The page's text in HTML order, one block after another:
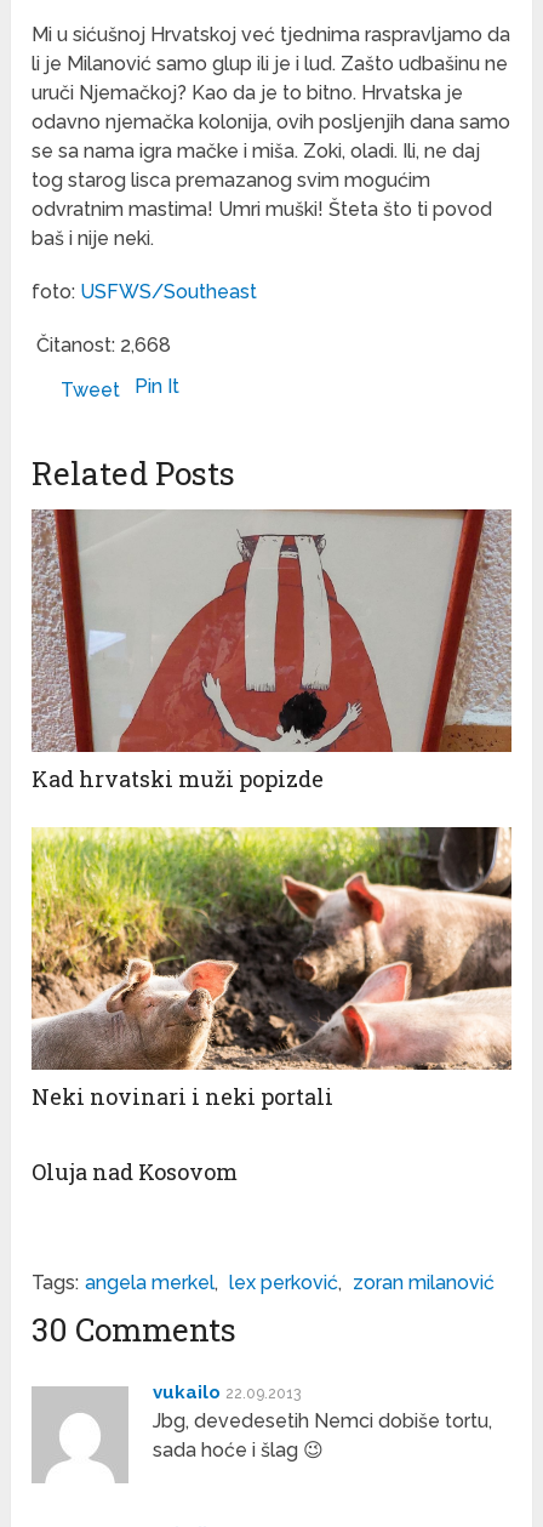
Mi u sićušnoj Hrvatskoj već tjednima raspravljamo da
li je Milanović samo glup ili je i lud. Zašto udbašinu ne
uruči Njemačkoj? Kao da je to bitno. Hrvatska je
odavno njemačka kolonija, ovih posljenjih dana samo
se sa nama igra mačke i miša. Zoki, oladi. Ili, ne daj
tog starog lisca premazanog svim mogućim
odvratnim mastima! Umri muški! Šteta što ti povod
baš i nije neki.
foto: USFWS/Southeast
Čitanost: 2,668
Tweet
Pin It
Related Posts
Kad hrvatski muži popizde
Neki novinari i neki portali
Oluja nad Kosovom
Tags: angela merkel, lex perković, zoran milanović
30 Comments
vukailo 22.09.2013
Jbg, devedesetih Nemci dobiše tortu,
sada hoće i šlag 😉